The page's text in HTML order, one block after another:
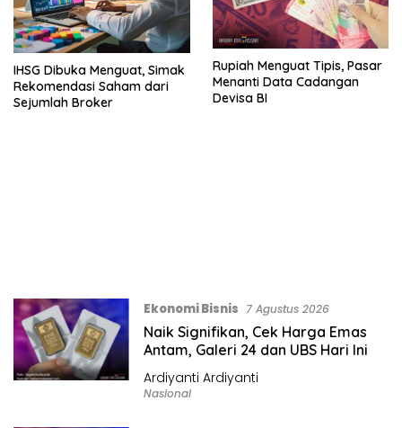
IHSG Dibuka Menguat, Simak
Rekomendasi Saham dari
Sejumlah Broker
Rupiah Menguat Tipis, Pasar
Menanti Data Cadangan
Devisa BI
Ekonomi Bisnis 7 Agustus 2026
Naik Signifikan, Cek Harga Emas
Antam, Galeri 24 dan UBS Hari Ini
Ardiyanti Ardiyanti
Nasional